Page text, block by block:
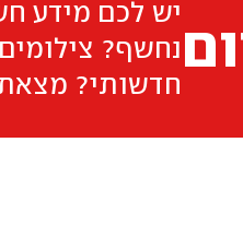
יש לכם מידע
נחשף?
חדשותי?